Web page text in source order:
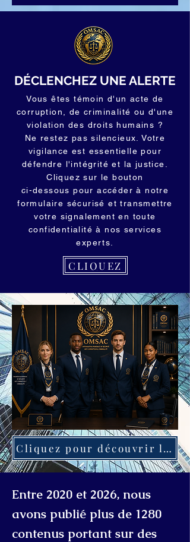
DÉCLENCHEZ UNE ALERTE
Vous êtes témoin d'un acte de
corruption, de criminalité ou d'une
violation des droits humains ?
Ne restez pas silencieux. Votre
vigilance est essentielle pour
défendre l'intégrité et la justice.
Cliquez sur le bouton
ci-dessous pour accéder à notre
formulaire sécurisé et transmettre
votre signalement en toute
confidentialité à nos services
experts.
CLIQUEZ
Cliquez pour découvrir le nouveau visage de l'OMSAC
Entre 2020 et 2026, nous
avons publié plus de 1280
contenus portant sur des